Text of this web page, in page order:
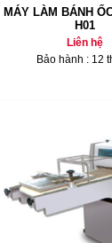
MÁY LÀM BÁNH
H01
Liên hệ
Bảo hành : 12